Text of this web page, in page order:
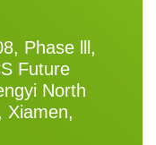
Phase lll,
Future
North
Xiamen,